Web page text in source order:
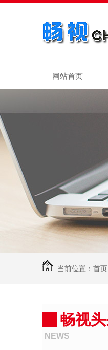
网站首页
当前位置： 首页
畅视
NEWS